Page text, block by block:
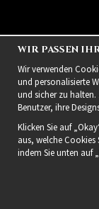
WIR PASSEN
Wir verwenden
und personalisierte
und sicher zu
Benutzer, ihre
Klicken Sie auf
aus, welche Cookies
indem Sie unten auf